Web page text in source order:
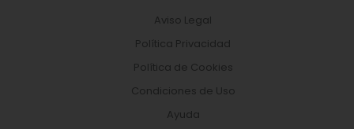
Aviso Legal
Política Privacidad
Política de Cookies
Condiciones de Uso
Ayuda